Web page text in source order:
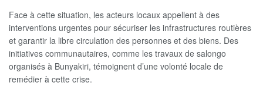
Face à cette situation, les acteurs locaux appellent à des
interventions urgentes pour sécuriser les infrastructures routières
et garantir la libre circulation des personnes et des biens. Des
initiatives communautaires, comme les travaux de salongo
organisés à Bunyakiri, témoignent d’une volonté locale de
remédier à cette crise.